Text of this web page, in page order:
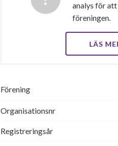
analys för
föreningen.
LÄS
Förening
Organisationsnr
Registreringsår